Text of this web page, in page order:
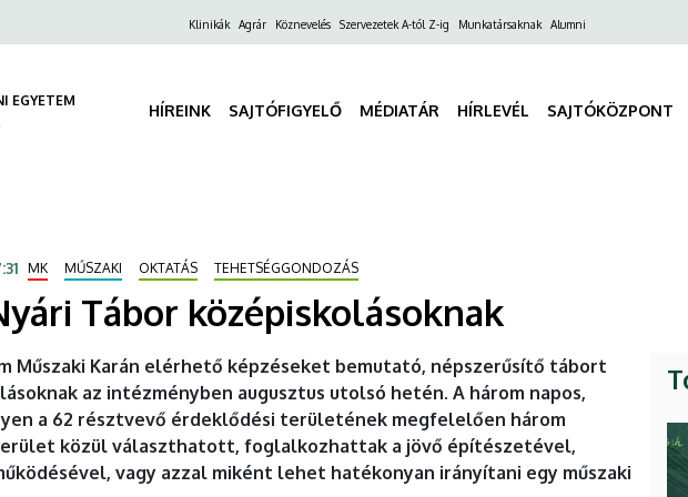
FelsőKlinikák Agrár Köznevelés Szervezetek A-tól Z-ig Munkatársaknak Alumni
EGYETEM
HÍREINK SAJTÓFIGYELŐ MÉDIATÁR HÍRLEVÉL SAJTÓKÖZPONT
MK MŰSZAKI OKTATÁS TEHETSÉGGONDOZÁS
Tábor középiskolásoknak
Műszaki Karán elérhető képzéseket bemutató, népszerűsítő tábort
az intézményben augusztus utolsó hetén. A három napos,
a 62 résztvevő érdeklődési területének megfelelően három
közül választhatott, foglalkozhattak a jövő építészetével,
vagy azzal miként lehet hatékonyan irányítani egy műszaki